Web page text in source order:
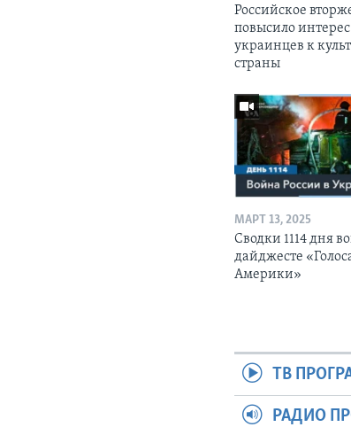
Российское
повысило интерес
украинцев к
страны
МАРТ 13, 2025
Сводки 1114 дня
дайджесте
Америки»
ТВ
РАДИО